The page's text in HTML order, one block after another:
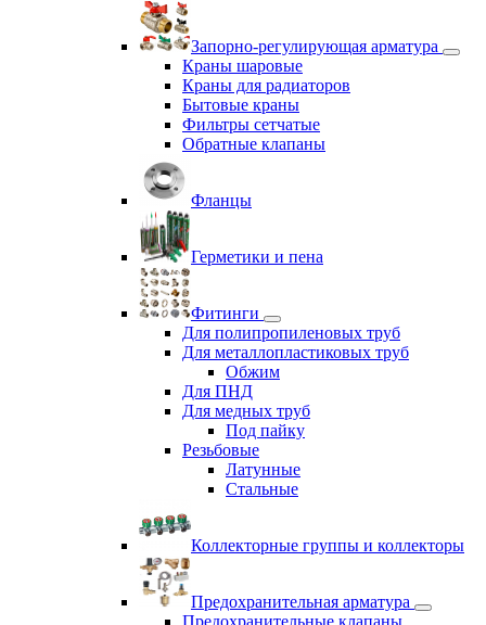
Запорно-регулирующая арматура
Краны шаровые
Краны для радиаторов
Бытовые краны
Фильтры сетчатые
Обратные клапаны
Фланцы
Герметики и пена
Фитинги
Для полипропиленовых труб
Для металлопластиковых труб
Обжим
Для ПНД
Для медных труб
Под пайку
Резьбовые
Латунные
Cтальные
Коллекторные группы и коллекторы
Предохранительная арматура
Предохранительные клапаны